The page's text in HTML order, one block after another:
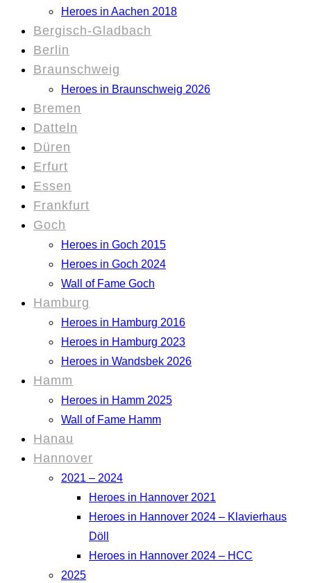
Heroes in Aachen 2018
Bergisch-Gladbach
Berlin
Braunschweig
Heroes in Braunschweig 2026
Bremen
Datteln
Düren
Erfurt
Essen
Frankfurt
Goch
Heroes in Goch 2015
Heroes in Goch 2024
Wall of Fame Goch
Hamburg
Heroes in Hamburg 2016
Heroes in Hamburg 2023
Heroes in Wandsbek 2026
Hamm
Heroes in Hamm 2025
Wall of Fame Hamm
Hanau
Hannover
2021 – 2024
Heroes in Hannover 2021
Heroes in Hannover 2024 – Klavierhaus
Döll
Heroes in Hannover 2024 – HCC
2025